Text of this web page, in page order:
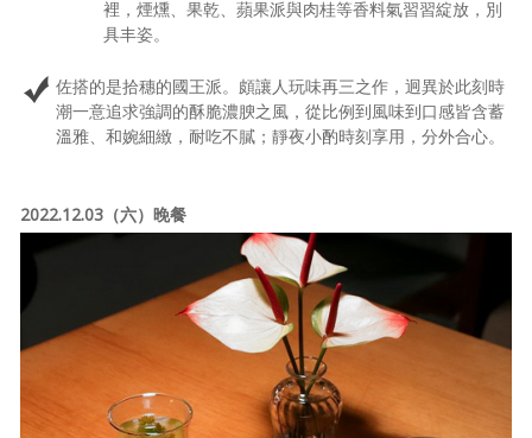
裡，煙燻、果乾、蘋果派與肉桂等香料氣習習綻放，別
具丰姿。
佐搭的是拾穗的國王派。頗讓人玩味再三之作，迥異於此刻時
潮一意追求強調的酥脆濃腴之風，從比例到風味到口感皆含蓄
溫雅、和婉細緻，耐吃不膩；靜夜小酌時刻享用，分外合心。
2022.12.03（六）晚餐